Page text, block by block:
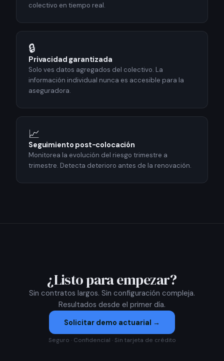
colectivo en tiempo real.
🔒
Privacidad garantizada
Solo ves datos agregados del colectivo. La
información individual nunca es accesible para la
aseguradora.
📈
Seguimiento post-colocación
Monitorea la evolución del riesgo trimestre a
trimestre. Detecta deterioro antes de la renovación.
¿Listo para empezar?
Sin contratos largos. Sin configuración compleja.
Resultados desde el primer día.
Solicitar demo actuarial →
Seguro · Confidencial · Sin tarjeta de crédito